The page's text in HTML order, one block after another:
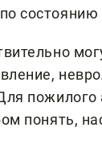
состоянию
пожилого
понять,